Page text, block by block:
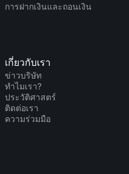
การฝากเงินและถอนเงิน
เกี่ยวกับเรา
ข่าวบริษัท
ทำไมเรา?
ประวัติศาสตร์
ติดต่อเรา
ความร่วมมือ